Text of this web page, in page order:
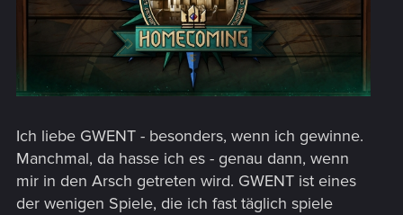
Ich liebe GWENT - besonders, wenn ich gewinne.
Manchmal, da hasse ich es - genau dann, wenn
mir in den Arsch getreten wird. GWENT ist eines
der wenigen Spiele, die ich fast täglich spiele